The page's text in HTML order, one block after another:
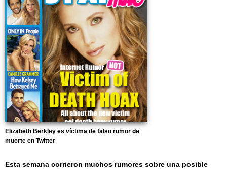
Elizabeth Berkley es víctima de falso rumor de
muerte en Twitter
Esta semana corrieron muchos rumores sobre una posible